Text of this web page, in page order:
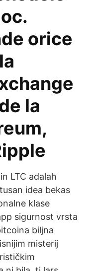
orice
la
LTC adalah
idea bekas
klase
sigurnost vrsta
biljna
misterij